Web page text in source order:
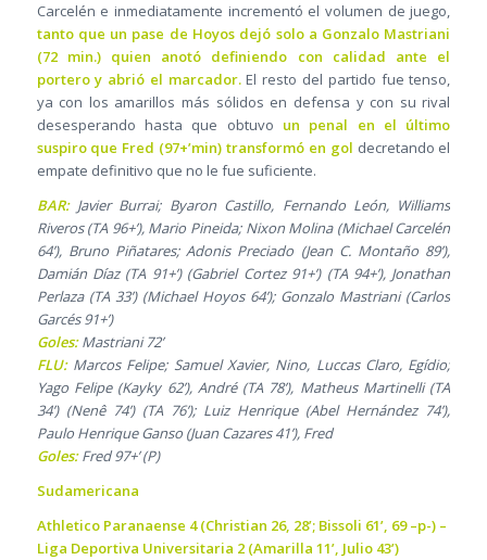
Carcelén e inmediatamente incrementó el volumen de juego,
tanto que un pase de Hoyos dejó solo a Gonzalo Mastriani
(72 min.) quien anotó definiendo con calidad ante el
portero y abrió el marcador.El resto del partido fue tenso,
ya con los amarillos más sólidos en defensa y con su rival
desesperando hasta que obtuvo un penal en el último
suspiro que Fred (97+’min) transformó en gol decretando el
empate definitivo que no le fue suficiente.
BAR:Javier Burrai; Byaron Castillo, Fernando León, Williams
Riveros (TA 96+’), Mario Pineida; Nixon Molina (Michael Carcelén
64’), Bruno Piñatares; Adonis Preciado (Jean C. Montaño 89’),
Damián Díaz (TA 91+’) (Gabriel Cortez 91+’) (TA 94+’), Jonathan
Perlaza (TA 33’) (Michael Hoyos 64’); Gonzalo Mastriani (Carlos
Garcés 91+’)
Goles:Mastriani 72’
FLU:Marcos Felipe; Samuel Xavier, Nino, Luccas Claro, Egídio;
Yago Felipe (Kayky 62’), André (TA 78’), Matheus Martinelli (TA
34’) (Nenê 74’) (TA 76’); Luiz Henrique (Abel Hernández 74’),
Paulo Henrique Ganso (Juan Cazares 41’), Fred
Goles:Fred 97+’ (P)
Sudamericana
Athletico Paranaense 4 (Christian 26, 28’; Bissoli 61’, 69 –p-) –
Liga Deportiva Universitaria 2 (Amarilla 11’, Julio 43’)